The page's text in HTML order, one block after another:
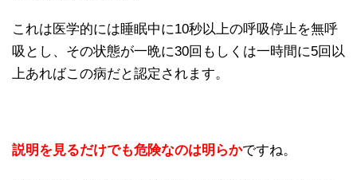
これは医学的には睡眠中に10秒以上の呼吸停止を無呼
吸とし、その状態が一晩に30回もしくは一時間に5回以
上あればこの病だと認定されます。
説明を見るだけでも危険なのは明らかですね。